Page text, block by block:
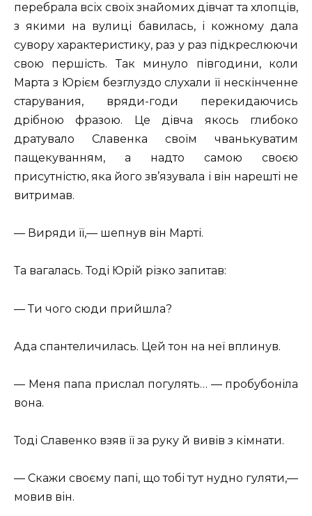
перебрала всіх своїх знайомих дівчат та хлопців,
з якими на вулиці бавилась, і кожному дала
сувору характеристику, раз у раз підкреслюючи
свою першість. Так минуло півгодини, коли
Марта з Юрієм безглуздо слухали її нескінченне
старувания, вряди-годи перекидаючись
дрібною фразою. Це дівча якось глибоко
дратувало Славенка своїм чванькуватим
пащекуванням, а надто самою своєю
присутністю, яка його зв’язувала і він нарешті не
витримав.
— Виряди її,— шепнув він Марті.
Та вагалась. Тоді Юрій різко запитав:
— Ти чого сюди прийшла?
Ада спантеличилась. Цей тон на неї вплинув.
— Меня папа прислал погулять… — пробубоніла
вона.
Тоді Славенко взяв її за руку й вивів з кімнати.
— Скажи своєму папі, що тобі тут нудно гуляти,—
мовив він.